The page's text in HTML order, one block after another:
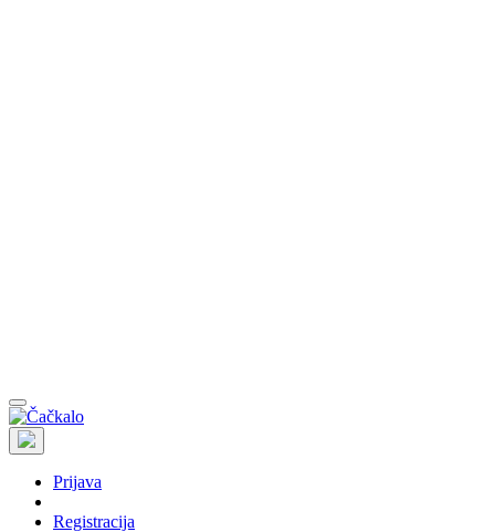
Prijava
Registracija